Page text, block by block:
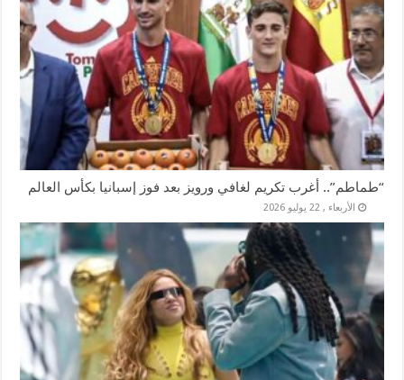
“طماطم”.. أغرب تكريم لغافي ورويز بعد فوز إسبانيا بكأس العالم
الأربعاء , 22 يوليو 2026